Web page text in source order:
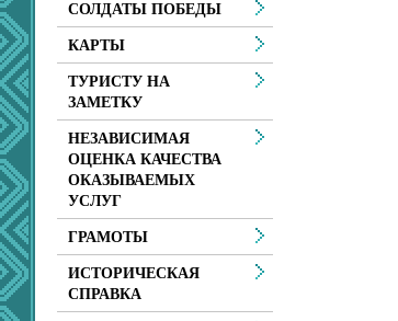
СОЛДАТЫ ПОБЕДЫ
КАРТЫ
ТУРИСТУ НА
ЗАМЕТКУ
НЕЗАВИСИМАЯ
ОЦЕНКА КАЧЕСТВА
ОКАЗЫВАЕМЫХ
УСЛУГ
ГРАМОТЫ
ИСТОРИЧЕСКАЯ
СПРАВКА